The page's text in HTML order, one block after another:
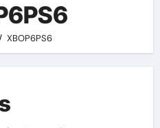
XBOP6PS6